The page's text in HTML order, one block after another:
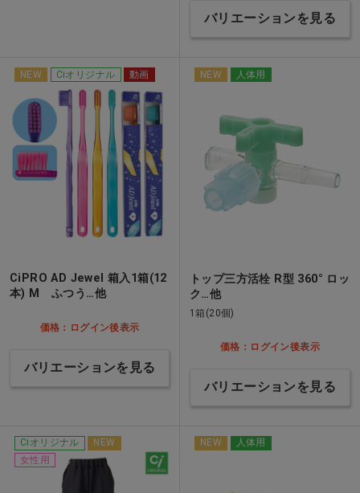
バリエーションを見る
NEW Ciオリジナル 動画
CiPRO AD Jewel 箱入1箱(12
本) M ふつう…他
価格：ログイン後表示
バリエーションを見る
NEW 人体用
トップ三方活栓 R型 360° ロッ
ク…他
1箱(20個)
価格：ログイン後表示
バリエーションを見る
Ciオリジナル
NEW
女性用
NEW 人体用